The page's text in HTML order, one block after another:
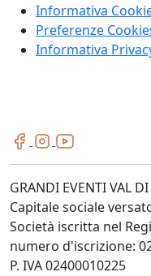
Informativa
Preferenze
Informativa
GRANDI EVENTI VAL DI
Capitale sociale
Società iscritta nel
numero d'iscrizione:
P. IVA 02400010225